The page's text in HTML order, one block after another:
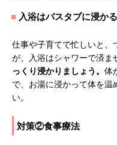
入浴はバスタブに浸かる
仕事や子育てで忙しいと、
が、入浴はシャワーで済ま
っくり浸かりましょう。 体
で、お湯に浸かって体を温
い。
対策②食事療法